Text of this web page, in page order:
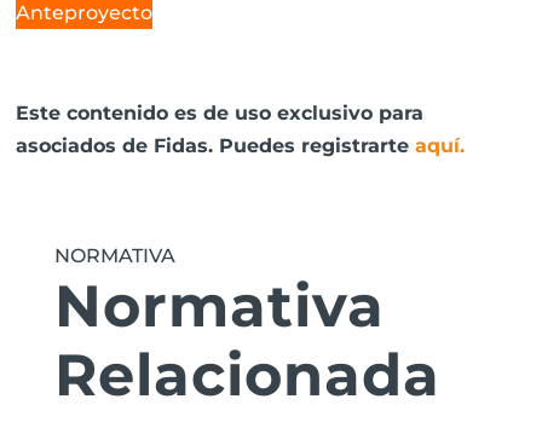
Anteproyecto
Este contenido es de uso exclusivo para
asociados de Fidas. Puedes registrarteaquí.
NORMATIVA
Normativa
Relacionada